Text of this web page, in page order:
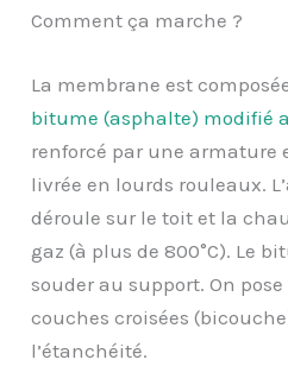
Comment ça marche ?
La membrane est
bitume (asphalte) modifié
renforcé par une armature
livrée en lourds rouleaux.
déroule sur le toit et la
gaz (à plus de 800°C). Le
souder au support. On
couches croisées
l’étanchéité.